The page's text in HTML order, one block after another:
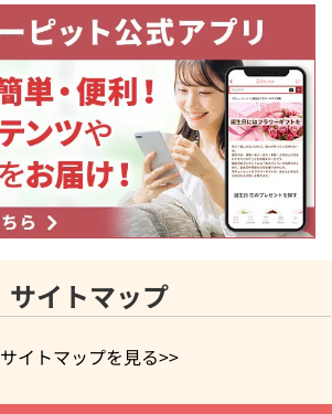
サイトマップ
サイトマップを見る>>
お祝いの花特集
誕生日フラワーギフト特集